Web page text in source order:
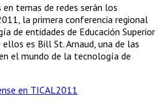
temas de redes serán los
la primera conferencia regional
de entidades de Educación Superior
es Bill St. Arnaud, una de las
el mundo de la tecnología de
en TICAL2011